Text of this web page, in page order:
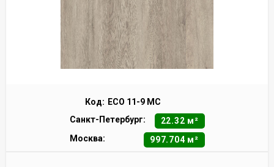
Код: ECO 11-9 MC
Санкт-Петербург:
22.32 м²
Москва:
997.704 м²